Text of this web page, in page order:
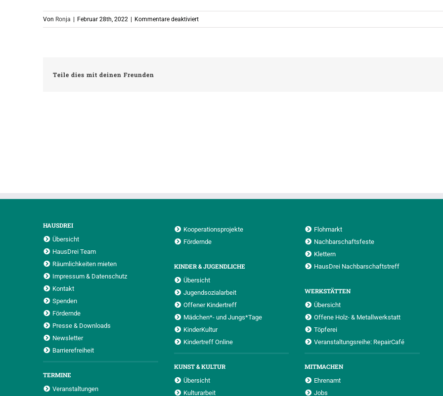
Von Ronja Februar 28th, 2022 Kommentare deaktiviertfür
25.3._signatur_bnw_zusatz
Teile dies mit deinen Freunden
HAUSDREI
Übersicht
HausDrei Team
Räumlichkeiten mieten
Impressum & Datenschutz
Kontakt
Spenden
Fördernde
Presse & Downloads
Newsletter
Barrierefreiheit
TERMINE
Veranstaltungen
Kooperationsprojekte
Fördernde
KINDER & JUGENDLICHE
Übersicht
Jugendsozialarbeit
Offener Kindertreff
Mädchen*- und Jungs*Tage
KinderKultur
Kindertreff Online
KUNST & KULTUR
Übersicht
Kulturarbeit
Flohmarkt
Nachbarschaftsfeste
Klettern
HausDrei Nachbarschaftstreff
WERKSTÄTTEN
Übersicht
Offene Holz- & Metallwerkstatt
Töpferei
Veranstaltungsreihe: RepairCafé
MITMACHEN
Ehrenamt
Jobs